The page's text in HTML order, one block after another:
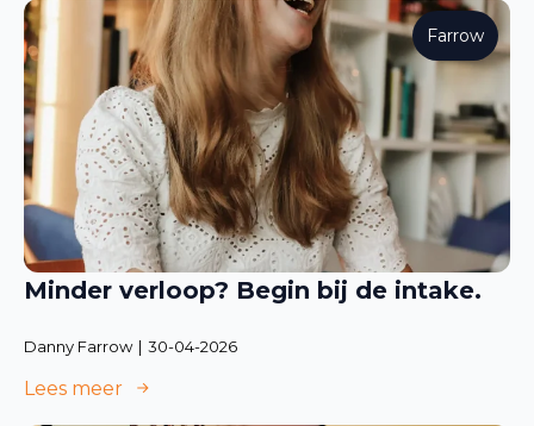
Minder verloop? Begin bij de intake.
Danny Farrow 30-04-2026
Farrow
Lees meer